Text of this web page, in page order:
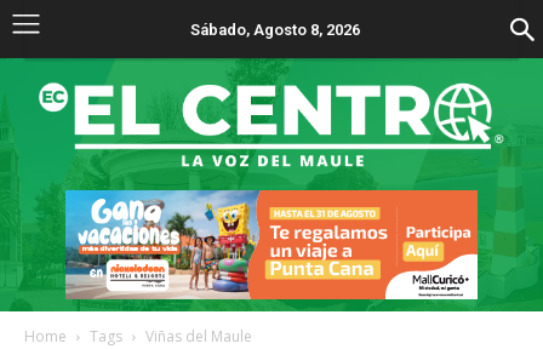
Sábado, Agosto 8, 2026
Home Tags Viñas del Maule